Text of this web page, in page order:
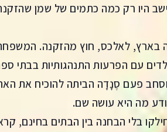
היו רק כמה כתמים של שמן
בארץ, לאלכס, חוץ מהזקנה.
עם הפרעות התנהגותיות בבתי
פעם סֶנָדָה הביתה להוכיח את
מה היא עושה שם.
בלי הבחנה בין הבתים בחינם,